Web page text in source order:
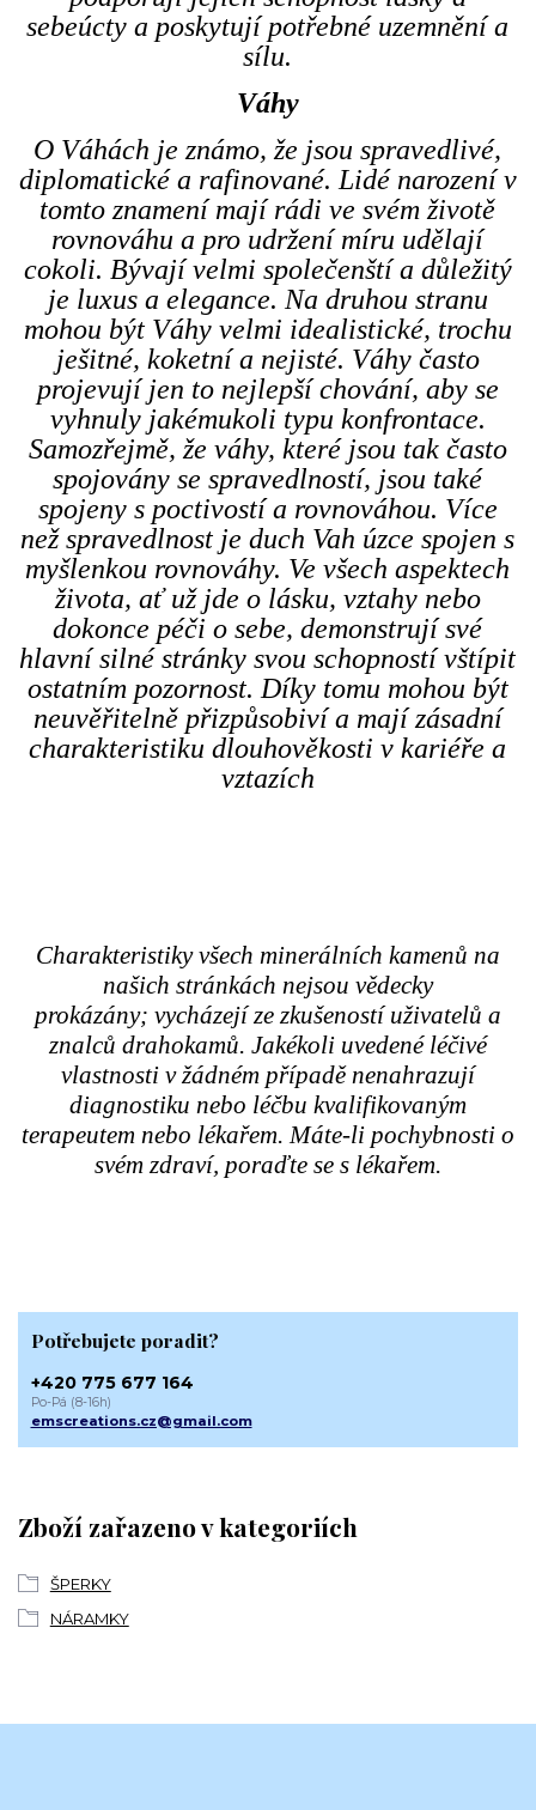
sebeúcty a poskytují potřebné uzemnění a
sílu.
Váhy
O Váhách je známo, že jsou spravedlivé,
diplomatické a rafinované. Lidé narození v
tomto znamení mají rádi ve svém životě
rovnováhu a pro udržení míru udělají
cokoli. Bývají velmi společenští a důležitý
je luxus a elegance. Na druhou stranu
mohou být Váhy velmi idealistické, trochu
ješitné, koketní a nejisté. Váhy často
projevují jen to nejlepší chování, aby se
vyhnuly jakémukoli typu konfrontace.
Samozřejmě, že váhy, které jsou tak často
spojovány se spravedlností, jsou také
spojeny s poctivostí a rovnováhou. Více
než spravedlnost je duch Vah úzce spojen s
myšlenkou rovnováhy. Ve všech aspektech
života, ať už jde o lásku, vztahy nebo
dokonce péči o sebe, demonstrují své
hlavní silné stránky svou schopností vštípit
ostatním pozornost. Díky tomu mohou být
neuvěřitelně přizpůsobiví a mají zásadní
charakteristiku dlouhověkosti v kariéře a
vztazích
Charakteristiky všech minerálních kamenů na
našich stránkách nejsou vědecky
prokázány; vycházejí ze zkušeností uživatelů a
znalců drahokamů. Jakékoli uvedené léčivé
vlastnosti v žádném případě nenahrazují
diagnostiku nebo léčbu kvalifikovaným
terapeutem nebo lékařem. Máte-li pochybnosti o
svém zdraví, poraďte se s lékařem.
Zboží zařazeno v kategoriích
ŠPERKY
NÁRAMKY
Potřebujete poradit?
+420 775 677 164
Po-Pá (8-16h)
emscreations.cz@gmail.com